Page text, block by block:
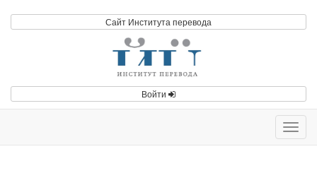
Сайт Института перевода
Войти